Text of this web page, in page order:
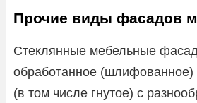
Прочие виды фасадов
Стеклянные мебельные
обработанное (шлифованное)
(в том числе гнутое) с